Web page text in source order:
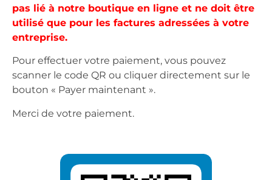
pas lié à notre boutique en ligne et ne doit être
utilisé que pour les factures adressées à votre
entreprise.
Pour effectuer votre paiement, vous pouvez
scanner le code QR ou cliquer directement sur le
bouton « Payer maintenant ».
Merci de votre paiement.